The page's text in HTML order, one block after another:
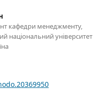
кафедри менеджменту,
національний університет